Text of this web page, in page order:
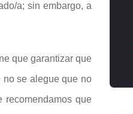
a; sin embargo, a
que garantizar que
no se alegue que no
recomendamos que